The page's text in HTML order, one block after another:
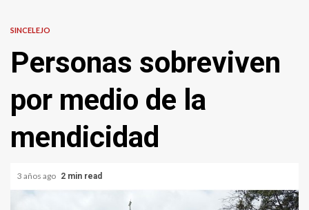
SINCELEJO
Personas sobreviven
por medio de la
mendicidad
3 años ago 2 min read